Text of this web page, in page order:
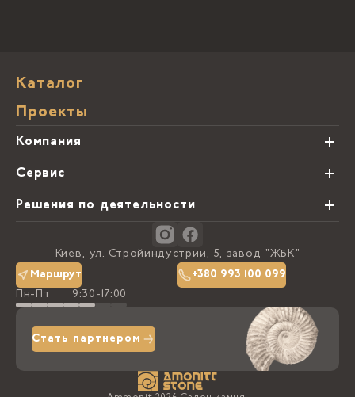
Каталог
Проекты
Компания
О нас
Блог
Политика конфиденциальности
Доставка та оплата
Сервис
Виды обработки камня
Решения по деятельности
Киев, ул. Стройиндустрии, 5, завод "ЖБК"
Маршрут
+380 993 100 099
Пн-Пт
9:30-17:00
Стать партнером